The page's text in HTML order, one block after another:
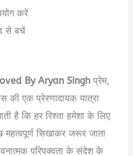
करें
से बचें
By Aryan Singh प्रेम,
की एक प्रेरणादायक यात्रा
है कि हर रिश्ता हमेशा के लिए
महत्वपूर्ण सिखाकर जरूर जाता
परिपक्वता के संदेश के